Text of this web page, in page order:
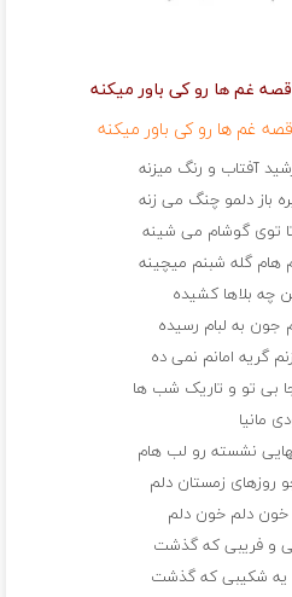
غم ها رو کی باور میکنه
غم ها رو کی باور میکنه
آفتاب و رنگ میزنه
باز دلمو چنگ می زنه
توی گوشام می شینه
هام گله شبنم میچینه
چه بلاها کشیده
جون به لبام رسیده
گریه امانم نمی ده
بی تو و تاریک شب ها
مانیا
نشسته رو لب هام
روزهای زمستان دلم
خون دلم خون دلم
یه شکیبی که گذشت